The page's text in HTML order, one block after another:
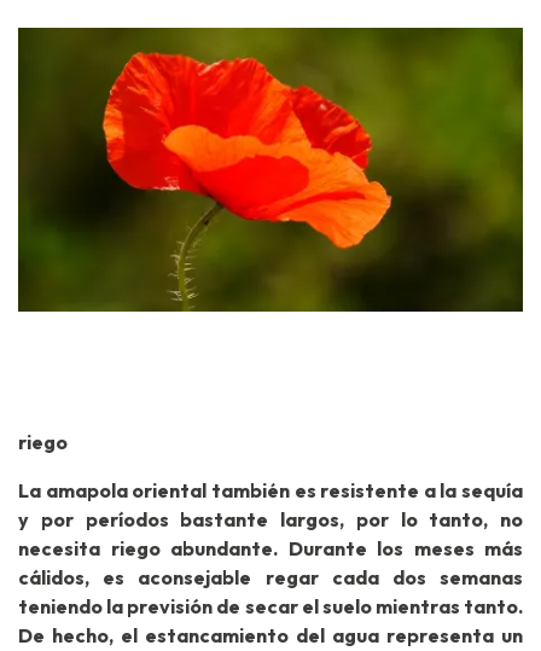
riego
La amapola oriental también es resistente a la sequía
y por períodos bastante largos, por lo tanto, no
necesita riego abundante. Durante los meses más
cálidos, es aconsejable regar cada dos semanas
teniendo la previsión de secar el suelo mientras tanto.
De hecho, el estancamiento del agua representa un